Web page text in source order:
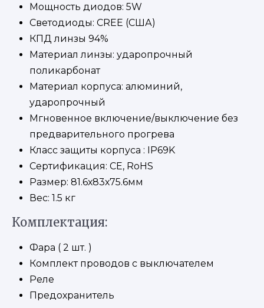
Мощность диодов: 5W
Светодиоды: CREE (США)
КПД линзы 94%
Материал линзы: ударопрочный
поликарбонат
Материал корпуса: алюминий,
ударопрочный
Мгновенное включение/выключение без
предварительного прогрева
Класс защиты корпуса : IP69K
Сертификация: CE, RoHS
Размер: 81.6х83х75.6мм
Вес: 1.5 кг
Комплектация:
Фара ( 2 шт. )
Комплект проводов с выключателем
Реле
Предохранитель